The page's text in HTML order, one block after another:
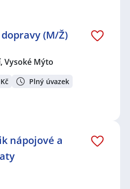
(M/Ž)
Vysoké Mýto
Plný úvazek
nápojové a